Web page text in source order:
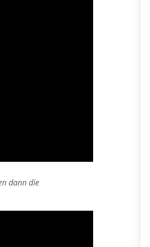
dann die